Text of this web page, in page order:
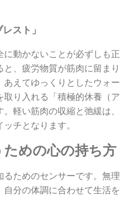
スト」
動かないことが必ずしも正
、疲労物質が筋肉に留まり
えてゆっくりとしたウォー
り入れる「積極的休養（ア
軽い筋肉の収縮と弛緩は、
チとなります。
めの心の持ち方
ためのセンサーです。無理
自分の体調に合わせて生活を